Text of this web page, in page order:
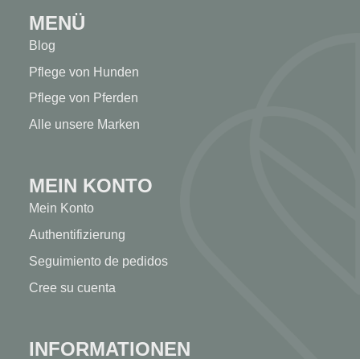
MENÜ
Blog
Pflege von Hunden
Pflege von Pferden
Alle unsere Marken
MEIN KONTO
Mein Konto
Authentifizierung
Seguimiento de pedidos
Cree su cuenta
INFORMATIONEN